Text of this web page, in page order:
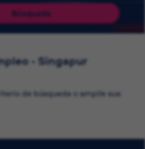
Búsqueda
- Singapur
de búsqueda o amplíe sus